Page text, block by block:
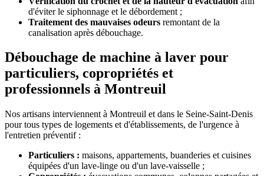
d'éviter le siphonnage et le débordement ;
Traitement des mauvaises odeurs remontant de la
canalisation après débouchage.
Débouchage de machine à laver pour
particuliers, copropriétés et
professionnels à Montreuil
Nos artisans interviennent à Montreuil et dans le Seine-Saint-Denis
pour tous types de logements et d'établissements, de l'urgence à
l'entretien préventif :
Particuliers : maisons, appartements, buanderies et cuisines
équipées d'un lave-linge ou d'un lave-vaisselle ;